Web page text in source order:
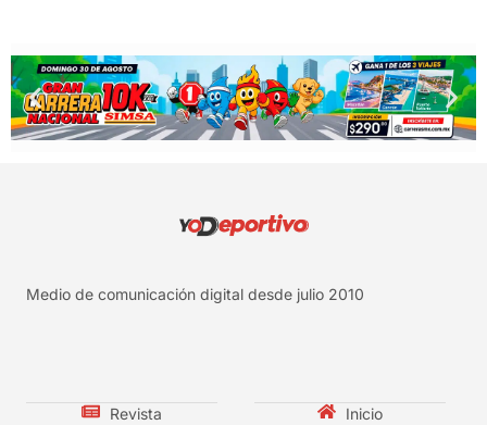
Medio de comunicación digital desde julio 2010
Revista
Inicio